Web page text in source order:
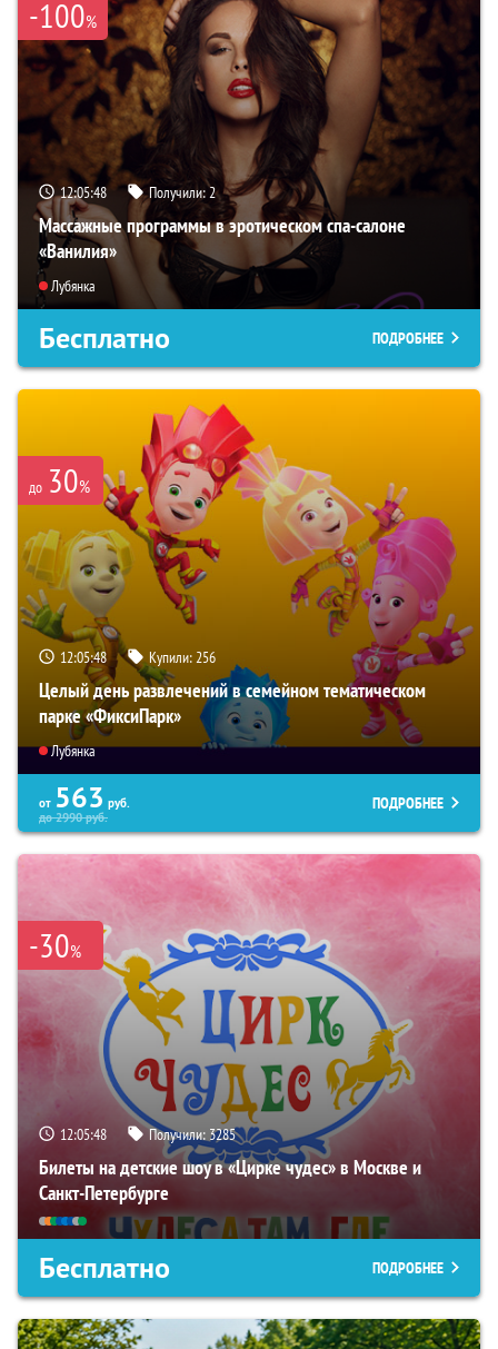
-100%
12:05:47 Получили:2
Массажные программы в эротическом спа-салоне
«Ванилия»
Лубянка
Бесплатно ПОДРОБНЕЕ
до 30%
12:05:47 Купили:256
Целый день развлечений в семейном тематическом
парке «ФиксиПарк»
Лубянка
от 563 руб.
до2990руб.
ПОДРОБНЕЕ
-30%
12:05:47 Получили: 3285
Билеты на детские шоу в «Цирке чудес» в Москве и
Санкт-Петербурге
Бесплатно ПОДРОБНЕЕ